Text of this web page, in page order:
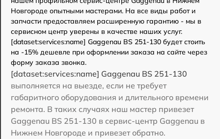
Новгороде опытными мастерами. На все виды работ и
запчасти предоставляем расширенную гарантию - мы в
сервисном центр уверены в качестве наших услуг.
[dataset:services:name] Gaggenau BS 251-130 будет стоить
на -15% дешевле при оформлении заказа на сайте через
форму заказа звонка.
[dataset:services:name] Gaggenau BS 251-130
выполняется на выезде, если не требует
габаритного оборудования и длительного времени
ремонта. В таких случаях наш мастер привезет
Gaggenau BS 251-130 в сервис-центр Gaggenau в
Нижнем Новгороде и привезет обратно.